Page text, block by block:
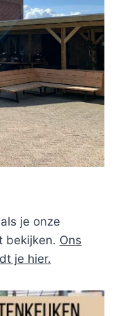
je onze
bekijken. Ons
je hier.